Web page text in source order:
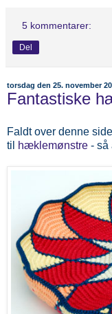
5 kommentarer:
Del
torsdag den 25. november
Fantastiske
Faldt over denne
til
hæklemønstre - så